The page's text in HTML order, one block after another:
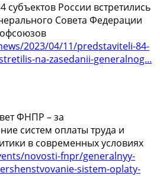
субъектов России встретились
Совета Федерации
2023/04/11/predstaviteli-84-
na-zasedanii-generalnog...
ФНПР – за
систем оплаты труда и
в современных условиях
novosti-fnpr/generalnyy-
sistem-oplaty-